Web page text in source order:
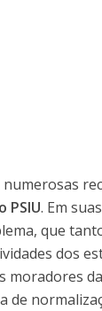
PSIU. Em
que
dos